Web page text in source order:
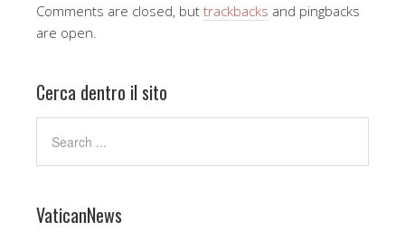
Comments are closed, but trackbacks and pingbacks
are open.
Cerca dentro il sito
VaticanNews